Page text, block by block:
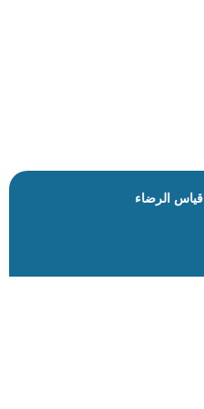
قياس الرضاء